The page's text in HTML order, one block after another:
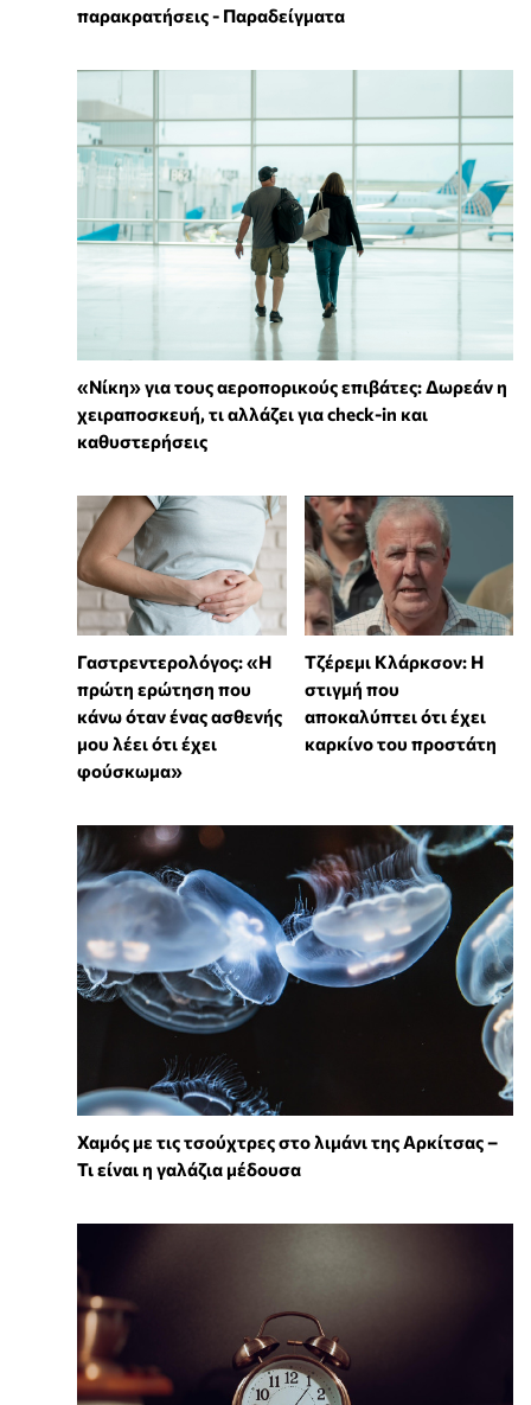
παρακρατήσεις - Παραδείγματα
«Νίκη» για τους αεροπορικούς επιβάτες: Δωρεάν η
χειραποσκευή, τι αλλάζει για check-in και
καθυστερήσεις
Γαστρεντερολόγος: «Η
πρώτη ερώτηση που
κάνω όταν ένας ασθενής
μου λέει ότι έχει
φούσκωμα»
Τζέρεμι Κλάρκσον: Η
στιγμή που
αποκαλύπτει ότι έχει
καρκίνο του προστάτη
Χαμός με τις τσούχτρες στο λιμάνι της Αρκίτσας –
Τι είναι η γαλάζια μέδουσα